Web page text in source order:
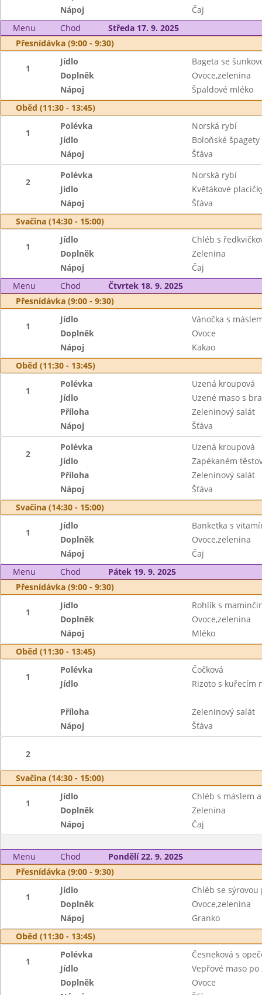
Nápoj
Čaj
Menu
Chod
Středa 17. 9. 2025
Přesnídávka (9:00 - 9:30)
1
Jídlo
Bageta se
Doplněk
Ovoce,zelenina
Nápoj
Špaldové mléko
Oběd (11:30 - 13:45)
1
Polévka
Norská rybí
Jídlo
Boloňské
Nápoj
Šťáva
2
Polévka
Norská rybí
Jídlo
Květákové
Nápoj
Šťáva
Svačina (14:30 - 15:00)
1
Jídlo
Chléb s
Doplněk
Zelenina
Nápoj
Čaj
Menu
Chod
Čtvrtek 18. 9. 2025
Přesnídávka (9:00 - 9:30)
1
Jídlo
Vánočka s
Doplněk
Ovoce
Nápoj
Kakao
Oběd (11:30 - 13:45)
1
Polévka
Uzená kroupová
Jídlo
Uzené maso s
Příloha
Zeleninový salát
Nápoj
Šťáva
2
Polévka
Uzená kroupová
Jídlo
Zapékaném
Příloha
Zeleninový salát
Nápoj
Šťáva
Svačina (14:30 - 15:00)
1
Jídlo
Banketka s
Doplněk
Ovoce,zelenina
Nápoj
Čaj
Menu
Chod
Pátek 19. 9. 2025
Přesnídávka (9:00 - 9:30)
1
Jídlo
Rohlík s
Doplněk
Ovoce,zelenina
Nápoj
Mléko
Oběd (11:30 - 13:45)
1
Polévka
Čočková
Jídlo
Rizoto s kuřecím
Příloha
Zeleninový salát
Nápoj
Šťáva
2
Svačina (14:30 - 15:00)
1
Jídlo
Chléb s máslem
Doplněk
Zelenina
Nápoj
Čaj
Menu Chod
Pondělí 22. 9. 2025
Přesnídávka (9:00 - 9:30)
1
Jídlo
Chléb se
Doplněk
Ovoce,zelenina
Nápoj
Granko
Oběd (11:30 - 13:45)
1
Polévka
Česneková s
Jídlo
Vepřové maso
Doplněk
Ovoce